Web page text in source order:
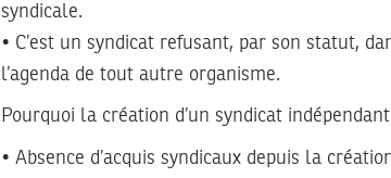
syndicale.
• C’est un syndicat refusant, par son statut,
l’agenda de tout autre organisme.
Pourquoi la création d’un syndicat
• Absence d’acquis syndicaux depuis la